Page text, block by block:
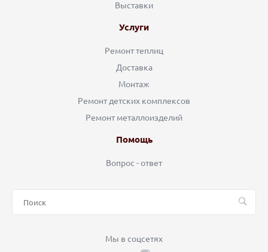
Выставки
Услуги
Ремонт теплиц
Доставка
Монтаж
Ремонт детских комплексов
Ремонт металлоизделий
Помощь
Вопрос - ответ
Мы в соцсетях